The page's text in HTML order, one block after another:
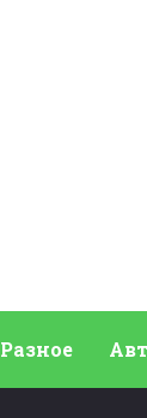
Разное